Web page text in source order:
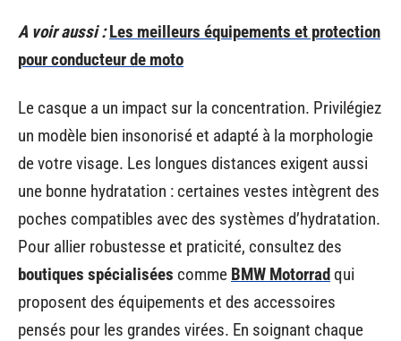
A voir aussi : Les meilleurs équipements et protection
pour conducteur de moto
Le casque a un impact sur la concentration. Privilégiez
un modèle bien insonorisé et adapté à la morphologie
de votre visage. Les longues distances exigent aussi
une bonne hydratation : certaines vestes intègrent des
poches compatibles avec des systèmes d’hydratation.
Pour allier robustesse et praticité, consultez des
boutiques spécialisées comme BMW Motorradqui
proposent des équipements et des accessoires
pensés pour les grandes virées. En soignant chaque